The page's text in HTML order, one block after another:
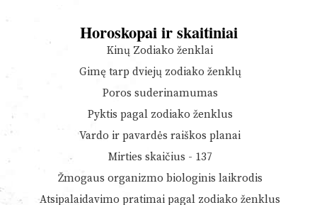
Horoskopai ir skaitiniai
Kinų Zodiako ženklai
Gimę tarp dviejų zodiako ženklų
Poros suderinamumas
Pyktis pagal zodiako ženklus
Vardo ir pavardės raiškos planai
Mirties skaičius - 137
Žmogaus organizmo biologinis laikrodis
Atsipalaidavimo pratimai pagal zodiako ženklus